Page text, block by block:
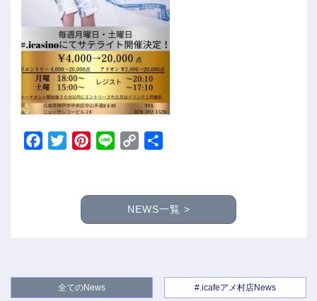
Facebook
TwitterPinterest
Line
Copy
NEWS一覧 >
全てのNews #.icafeアメ村店News